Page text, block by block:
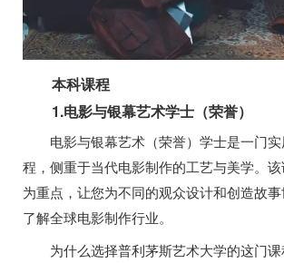
本科课程
1.电影与银幕艺术学士（荣誉）
电影与银幕艺术（荣誉）学士是一门
程，侧重于当代电影制作的工艺与美学。
为重点，让您为不同的观众设计和创造故
了解全球电影制作行业。
为什么选择普利茅斯艺术大学的这门课